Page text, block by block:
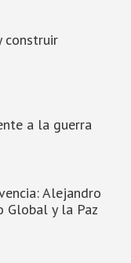
construir
a la guerra
Alejandro
Global y la Paz